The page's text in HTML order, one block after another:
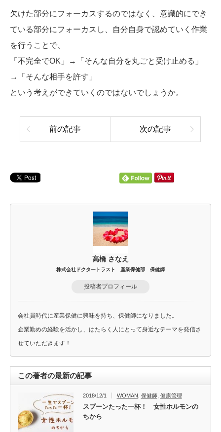
欠けた部分にフォーカスするのではなく、意識的にでき
ている部分にフォーカスし、自分自身で認めていく作業
を行うことで、
「不完全でOK」→「そんな自分を丸ごと受け止める」
→「そんな相手を許す」
という考えができていくのではないでしょうか。
前の記事 次の記事
高橋 さなえ
株式会社ドクタートラスト 産業保健部 保健師
投稿者プロフィール
会社員時代に産業保健に興味を持ち、保健師になりました。
企業勤めの経験を活かし、はたらく人にとって身近なテーマを発信さ
せていただきます！
この著者の最新の記事
2018/12/1 WOMAN 保健師, 健康管理
スプーンたった一杯！ 女性ホルモンの
ちから